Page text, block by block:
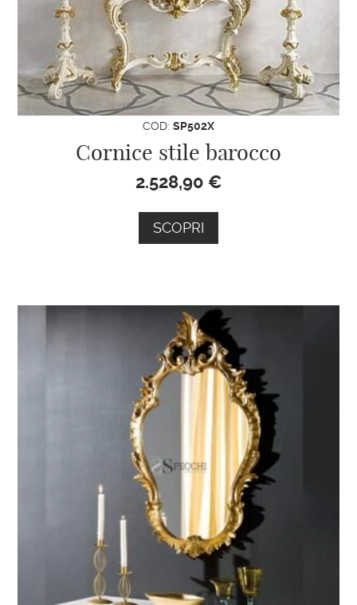
COD: SP502X
Cornice stile barocco
2.528,90 €
SCOPRI